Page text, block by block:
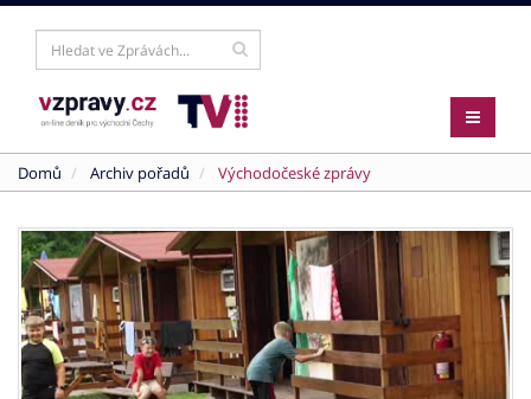
Domů Archiv pořadů Východočeské zprávy